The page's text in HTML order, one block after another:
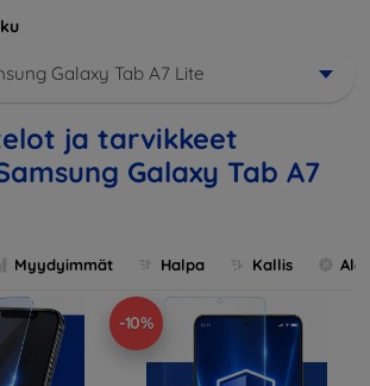
Galaxy Tab A7 Lite
ja tarvikkeet
Galaxy Tab A7
Myydyimmät Halpa Kallis
-10%